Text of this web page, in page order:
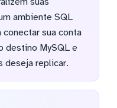
ambiente SQL
sua conta
destino MySQL e
deseja replicar.